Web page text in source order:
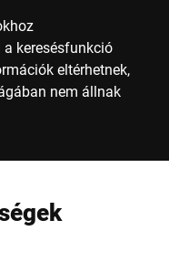
a keresésfunkció
eltérhetnek,
nem állnak